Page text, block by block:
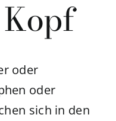
oder
oder
sich in den